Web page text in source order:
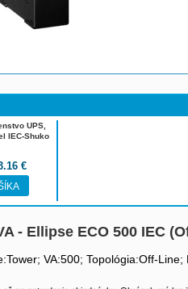
UPS,
IEC-Shuko
€
- Ellipse ECO 500 IEC
VA:500; Topológia:Off-